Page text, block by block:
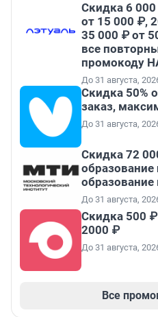
Скидка 6
от 15 000 ₽,
35 000 ₽ от
все
промокоду
До 31 августа,
Скидка 50%
заказ,
До 31 августа,
Скидка 72
образование
образование
До 31 августа,
Скидка 500
2000 ₽
До 31 августа,
Все